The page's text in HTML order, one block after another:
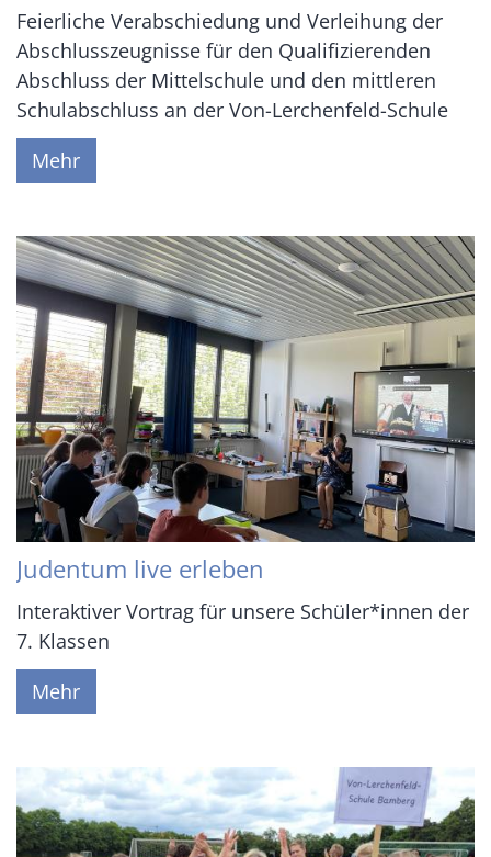
Feierliche Verabschiedung und Verleihung der
Abschlusszeugnisse für den Qualifizierenden
Abschluss der Mittelschule und den mittleren
Schulabschluss an der Von-Lerchenfeld-Schule
Mehr
Judentum live erleben
Interaktiver Vortrag für unsere Schüler*innen der
7. Klassen
Mehr